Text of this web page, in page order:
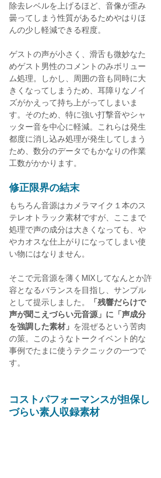
除去レベルを上げるほど、音像が歪み
曇ってしまう性質があるためやはりほ
んの少し軽減できる程度。
ゲストの声が小さく、滑舌も微妙なた
めゲスト男性のコメントのみボリュー
ム処理。しかし、周囲の音も同時に大
きくなってしまうため、耳障りなノイ
ズがかえって持ち上がってしまいま
す。そのため、特に強い打撃音やシャ
ッター音を中心に軽減。これらは発生
都度に消し込み処理が発生してしまう
ため、数分のデータでもかなりの作業
工数がかかります。
修正限界の結末
もちろん音源はカメラマイク１本のス
テレオトラック素材ですが、ここまで
処理で声の成分は大きくなっても、や
やカオスな仕上がりになってしまい使
い物にはなりません。
そこで元音源を薄くMIXしてなんとか許
容となるバランスを目指し、サンプル
として提示しました。
「残響だらけで
声が聞こえづらい元音源」に「声成分
を強調した素材」
を混ぜるという苦肉
の策。このようなトークイベント的な
事例でたまに使うテクニックの一つで
す。
コストパフォーマンスが担保し
づらい素人収録素材